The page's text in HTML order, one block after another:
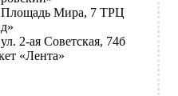
Площадь Мира, 7 ТРЦ
2-ая Советская, 74б
«Лента»